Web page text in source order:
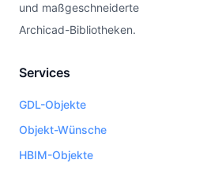
und maßgeschneiderte
Archicad-Bibliotheken.
Services
GDL-Objekte
Objekt-Wünsche
HBIM-Objekte